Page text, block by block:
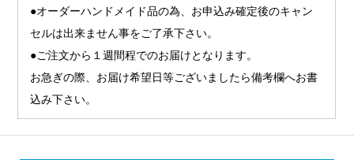
●オーダーハンドメイド品の為、お申込み確定後のキャン
セルは出来ません事をご了承下さい。
●ご注文から１週間程でのお届けとなります。
お急ぎの際、お届け希望日等ございましたら備考欄へお書
込み下さい。